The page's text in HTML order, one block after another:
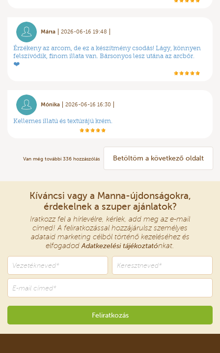
Márta 2026-06-16 19:48
Érzékeny az arcom, de ez a készítmény csodás! Lágy, könnyen
felszívódik, finom illata van. Bársonyos lesz utána az arcbőr.
❤️
Mónika 2026-06-16 16:30
Kellemes illatú és textúrájú krém.
Van még további 336 hozzászólás Betöltöm a következő oldalt
Kíváncsi vagy a Manna-újdonságokra,
érdekelnek a szuper ajánlatok?
Iratkozz fel a hírlevélre, kérlek, add meg az e-mail
címed! A feliratkozással hozzájárulsz személyes
adataid marketing célból történő kezeléséhez és
elfogadodAdatkezelési tájékoztatónkat.